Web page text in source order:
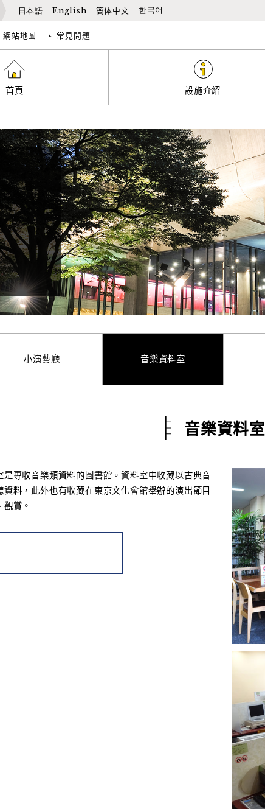
日本語 English 簡体中文 한국어
網站地圖 常見問題
首頁 設施介紹
小演藝廳 音樂資料室
音樂資料室
專收音樂類資料的圖書館。資料室中收藏以古典音
料，此外也有收藏在東京文化會館舉辦的演出節目
賞。